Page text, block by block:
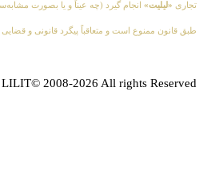
تجاری «لیلیت» انجام گیرد (چه عیناً و یا بصورت
طبق قانون ممنوع است و متعاقباً پیگرد قانونی و
2008-2026 All rights Reserved